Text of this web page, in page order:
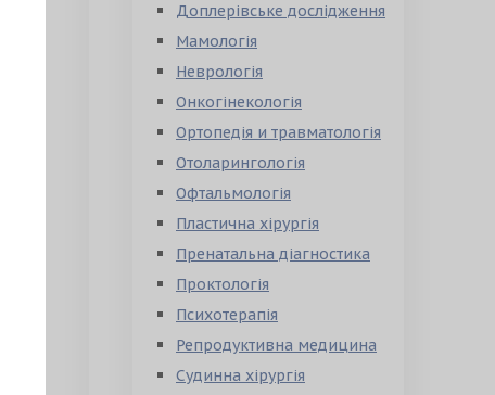
Доплерівське дослідження
Мамологія
Неврологія
Онкогінекологія
Ортопедія и травматологія
Отоларингологія
Офтальмологія
Пластична хірургія
Пренатальна діагностика
Проктологія
Психотерапія
Репродуктивна медицина
Судинна хірургія